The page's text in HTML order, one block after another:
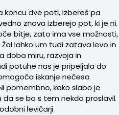
koncu dve poti, izbereš pa
znova izberejo pot, ki je ni.
bitje, zato ima vse možnosti,
lahko um tudi zatava levo in
doba miru, razvoja in
potuhe nas je pripeljala do
iskanje nečesa
pomembno, kako slabo je
se bo s tem nekdo proslavil.
levičarji.